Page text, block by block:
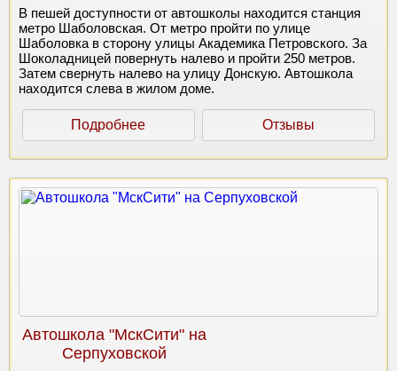
В пешей доступности от автошколы находится станция
метро Шаболовская. От метро пройти по улице
Шаболовка в сторону улицы Академика Петровского. За
Шоколадницей повернуть налево и пройти 250 метров.
Затем свернуть налево на улицу Донскую. Автошкола
находится слева в жилом доме.
Подробнее Отзывы
Автошкола "МскСити" на
Серпуховской